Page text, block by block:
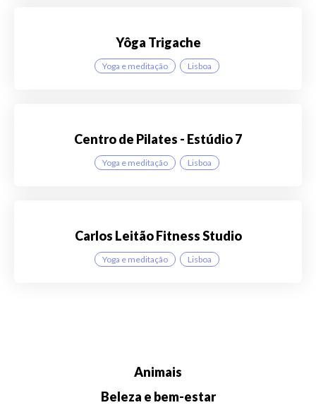
Yôga Trigache
Yoga e meditação Lisboa
Centro de Pilates - Estúdio 7
Yoga e meditação Lisboa
Carlos Leitão Fitness Studio
Yoga e meditação Lisboa
Animais
Beleza e bem-estar